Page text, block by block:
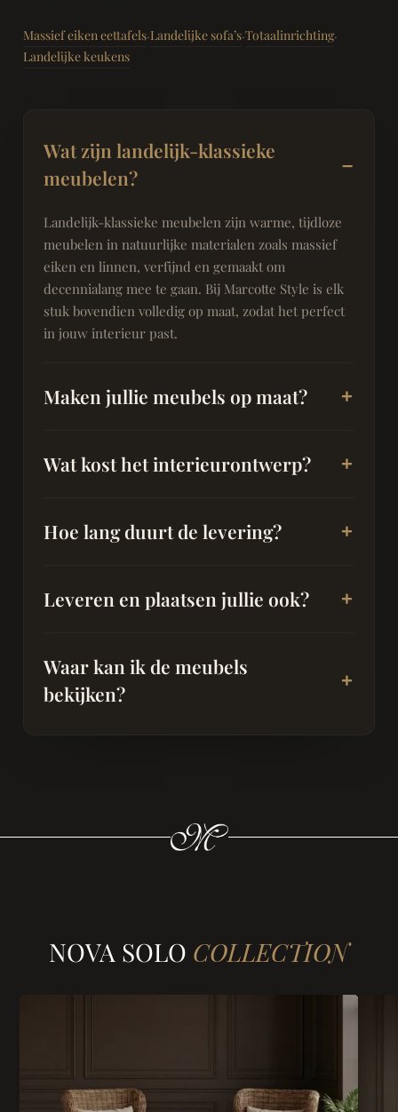
Massief eiken eettafels·Landelijke sofa’s·Totaalinrichting·
Landelijke keukens
Wat zijn landelijk-klassieke
meubelen?
Landelijk-klassieke meubelen zijn warme, tijdloze
meubelen in natuurlijke materialen zoals massief
eiken en linnen, verfijnd en gemaakt om
decennialang mee te gaan. Bij Marcotte Style is elk
stuk bovendien volledig op maat, zodat het perfect
in jouw interieur past.
Maken jullie meubels op maat?
Wat kost het interieurontwerp?
Hoe lang duurt de levering?
Leveren en plaatsen jullie ook?
Waar kan ik de meubels
bekijken?
NOVA SOLO COLLECTION